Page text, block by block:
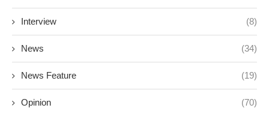
Interview (8)
News (34)
News Feature (19)
Opinion (70)